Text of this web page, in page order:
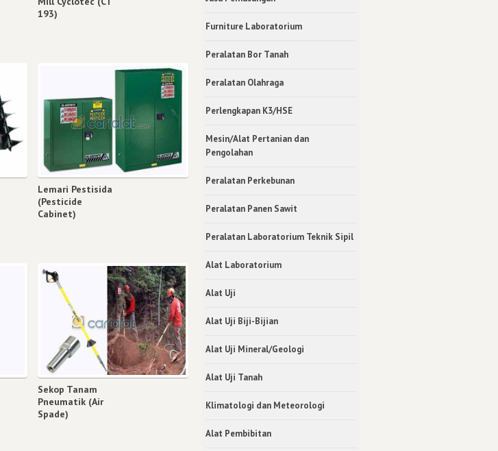
193)
Lemari Pestisida
(Pesticide
Cabinet)
Sekop Tanam
Pneumatik (Air
Spade)
Furniture Laboratorium
Peralatan Bor Tanah
Peralatan Olahraga
Perlengkapan K3/HSE
Mesin/Alat Pertanian dan
Pengolahan
Peralatan Perkebunan
Peralatan Panen Sawit
Peralatan Laboratorium Teknik Sipil
Alat Laboratorium
Alat Uji
Alat Uji Biji-Bijian
Alat Uji Mineral/Geologi
Alat Uji Tanah
Klimatologi dan Meteorologi
Alat Pembibitan